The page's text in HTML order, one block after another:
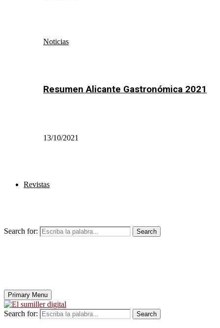
Noticias
Resumen Alicante Gastronómica 2021
13/10/2021
Revistas
Search for: Search
Primary Menu
Search for: Search